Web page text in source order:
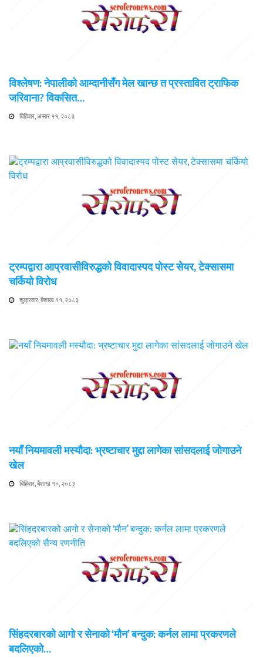
विश्लेषण: नेपालीको आम्दानीसँग मेल खान्छ त प्रस्तावित ट्राफिक
जरिवाना? विकसित…
बिहिवार, असार ११, २०८३
ट्रम्पद्वारा आप्रवासीविरुद्धको विवादास्पद पोस्ट सेयर, टेक्सासमा
चर्कियो विरोध
शुक्रवार, बैशाख ११, २०८३
नयाँ नियमावली मस्यौदा: भ्रष्टाचार मुद्दा लागेका सांसदलाई जोगाउने
खेल
बिहिवार, बैशाख १०, २०८३
सिंहदरबारको आगो र सेनाको ‘मौन’ बन्दुक: कर्नल लामा प्रकरणले
बदलिएको…